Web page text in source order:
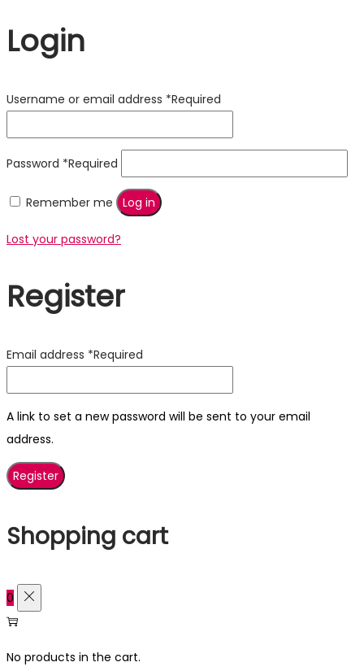
Login
Username or email address *Required
Password *Required
Remember me Log in
Lost your password?
Register
Email address *Required
A link to set a new password will be sent to your email
address.
Register
Shopping cart
0
No products in the cart.